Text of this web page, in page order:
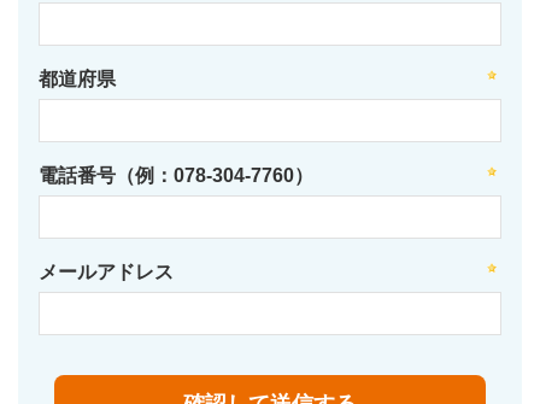
都道府県
電話番号（例：078-304-7760）
メールアドレス